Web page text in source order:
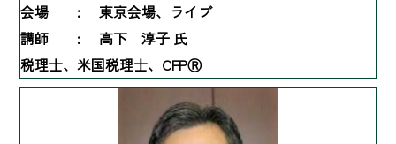
会場 :
東京会場、ライブ
講師 :
高下 淳子 氏
税理士、米国税理士、CFPⓇ